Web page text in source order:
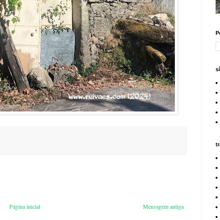
Mensagem antiga
Página inicial